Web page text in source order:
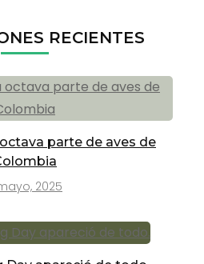
RECIENTES
parte de aves de
2025